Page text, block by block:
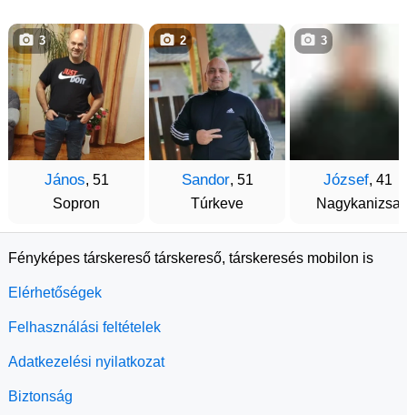
János, 51
Sopron
3
Sandor, 51
Túrkeve
2
József, 41
Nagykanizsa
3
Fényképes társkereső társkereső, társkeresés mobilon is
Elérhetőségek
Felhasználási feltételek
Adatkezelési nyilatkozat
Biztonság